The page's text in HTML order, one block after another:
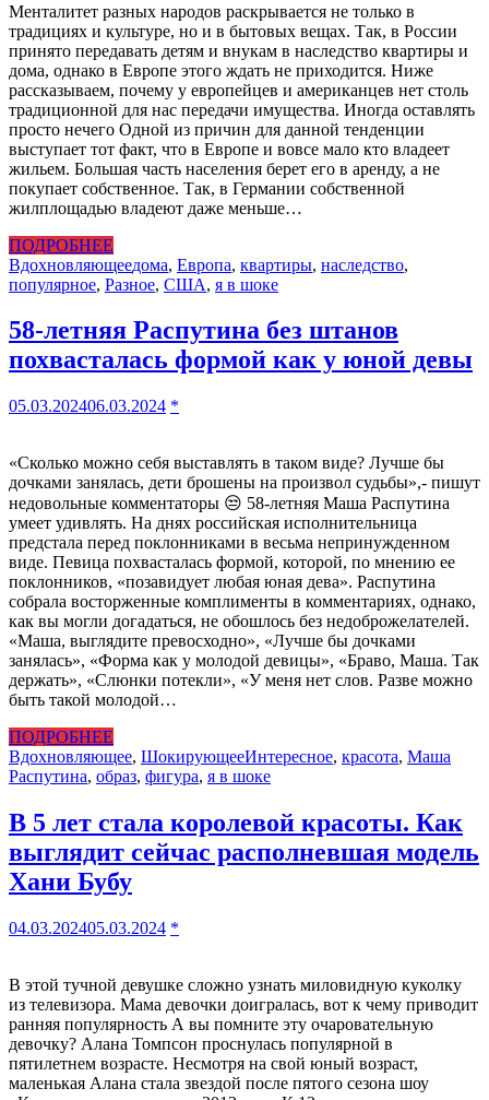
Менталитет разных народов раскрывается не только в
традициях и культуре, но и в бытовых вещах. Так, в России
принято передавать детям и внукам в наследство квартиры и
дома, однако в Европе этого ждать не приходится. Ниже
рассказываем, почему у европейцев и американцев нет столь
традиционной для нас передачи имущества. Иногда оставлять
просто нечего Одной из причин для данной тенденции
выступает тот факт, что в Европе и вовсе мало кто владеет
жильем. Большая часть населения берет его в аренду, а не
покупает собственное. Так, в Германии собственной
жилплощадью владеют даже меньше…
ПОДРОБНЕЕ
Вдохновляющеедома, Европа, квартиры, наследство,
популярное, Разное, США, я в шоке
58-летняя Распутина без штанов
похвасталась формой как у юной девы
05.03.202406.03.2024 *
«Сколько можно себя выставлять в таком виде? Лучше бы
дочками занялась, дети брошены на произвол судьбы»,- пишут
недовольные комментаторы 😒 58-летняя Маша Распутина
умеет удивлять. На днях российская исполнительница
предстала перед поклонниками в весьма непринужденном
виде. Певица похвасталась формой, которой, по мнению ее
поклонников, «позавидует любая юная дева». Распутина
собрала восторженные комплименты в комментариях, однако,
как вы могли догадаться, не обошлось без недоброжелателей.
«Маша, выглядите превосходно», «Лучше бы дочками
занялась», «Форма как у молодой девицы», «Браво, Маша. Так
держать», «Слюнки потекли», «У меня нет слов. Разве можно
быть такой молодой…
ПОДРОБНЕЕ
Вдохновляющее, ШокирующееИнтересное, красота, Маша
Распутина, образ, фигура, я в шоке
В 5 лет стала королевой красоты. Как
выглядит сейчас располневшая модель
Хани Бубу
04.03.202405.03.2024 *
В этой тучной девушке сложно узнать миловидную куколку
из телевизора. Мама девочки доигралась, вот к чему приводит
ранняя популярность А вы помните эту очаровательную
девочку? Алана Томпсон проснулась популярной в
пятилетнем возрасте. Несмотря на свой юный возраст,
маленькая Алана стала звездой после пятого сезона шоу